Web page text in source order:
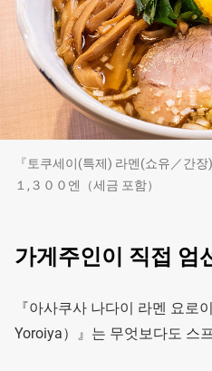
『토쿠세이(특제) 라멘(쇼유／간
１,３００엔（세금 포함）
가게주인이 직접 엄
『아사쿠사 나다이 라멘 요로
Yoroiya）』는 무엇보다도 스